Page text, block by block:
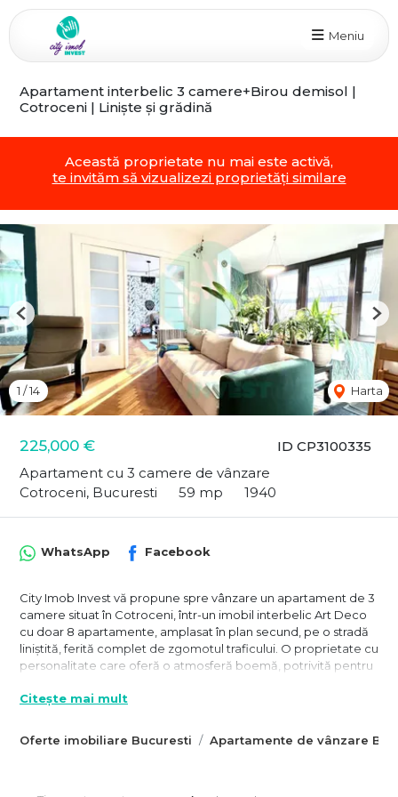
Meniu
Apartament interbelic 3 camere+Birou demisol |
Cotroceni | Liniște și grădină
Această proprietate nu mai este activă,
te invităm să vizualizezi proprietăți similare
ID CP3100335
225,000 €
Apartament cu 3 camere de vânzare
Cotroceni, Bucuresti
59 mp 1940
1 /14 Harta
Previous
Oferte imobiliare Bucuresti Apartamente de vânzare
WhatsApp Facebook
City Imob Invest vă propune spre vânzare un apartament de 3
camere situat în Cotroceni, într-un imobil interbelic Art Deco
cu doar 8 apartamente, amplasat în plan secund, pe o stradă
liniștită, ferită complet de zgomotul traficului. O proprietate cu
personalitate care oferă o atmosferă boemă, potrivită pentru
zonă stabilă.
spații comune renovate atât la demisol, cât și in mansardă,
Citește mai mult